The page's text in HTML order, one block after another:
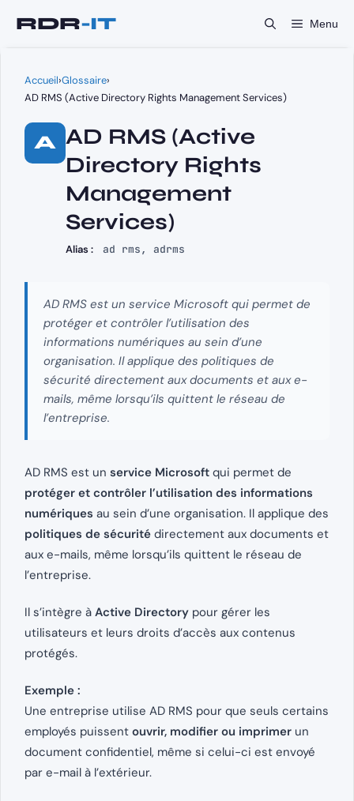
Menu
Accueil›Glossaire›
AD RMS (Active Directory Rights Management Services)
A AD RMS (Active
Directory Rights
Management
Services)
Alias : ad rms, adrms
AD RMS est un service Microsoft qui permet de
protéger et contrôler l’utilisation des
informations numériques au sein d’une
organisation. Il applique des politiques de
sécurité directement aux documents et aux e-
mails, même lorsqu’ils quittent le réseau de
l’entreprise.
AD RMS est un service Microsoft qui permet de
protéger et contrôler l’utilisation des informations
numériques au sein d’une organisation. Il applique des
politiques de sécurité directement aux documents et
aux e-mails, même lorsqu’ils quittent le réseau de
l’entreprise.
Il s’intègre à Active Directory pour gérer les
utilisateurs et leurs droits d’accès aux contenus
protégés.
Exemple :
Une entreprise utilise AD RMS pour que seuls certains
employés puissent ouvrir, modifier ou imprimer un
document confidentiel, même si celui-ci est envoyé
par e-mail à l’extérieur.